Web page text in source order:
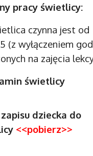
pracy świetlicy:
czynna jest
(z wyłączeniem
na zajęcia
świetlicy
dziecka do
<<pobierz>>